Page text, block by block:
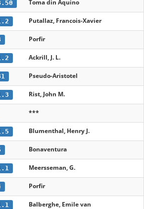
Toma din Aquino
Putallaz, Francois-Xavier
Porfir
Ackrill, J. L.
Pseudo-Aristotel
Rist, John M.
***
Blumenthal, Henry J.
Bonaventura
Meersseman, G.
Porfir
Balberghe, Emile van